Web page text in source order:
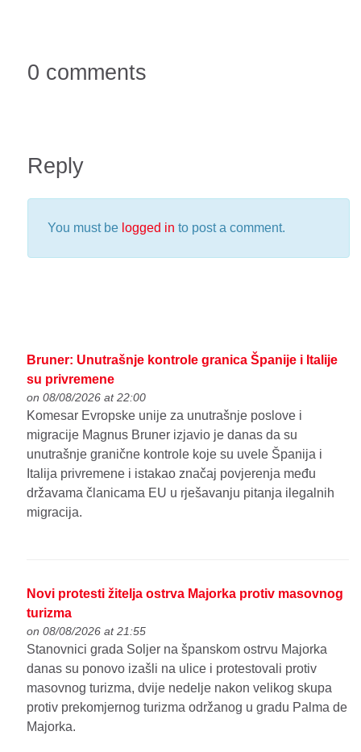
0 comments
Reply
You must be logged in to post a comment.
Bruner: Unutrašnje kontrole granica Španije i Italije
su privremene
on 08/08/2026 at 22:00
Komesar Evropske unije za unutrašnje poslove i
migracije Magnus Bruner izjavio je danas da su
unutrašnje granične kontrole koje su uvele Španija i
Italija privremene i istakao značaj povjerenja među
državama članicama EU u rješavanju pitanja ilegalnih
migracija.
Novi protesti žitelja ostrva Majorka protiv masovnog
turizma
on 08/08/2026 at 21:55
Stanovnici grada Soljer na španskom ostrvu Majorka
danas su ponovo izašli na ulice i protestovali protiv
masovnog turizma, dvije nedelje nakon velikog skupa
protiv prekomjernog turizma održanog u gradu Palma de
Majorka.